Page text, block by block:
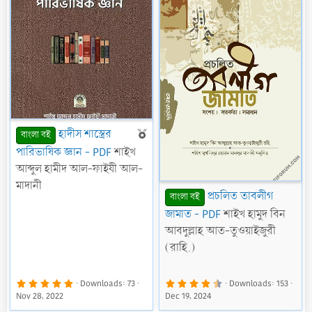
F
বাংলা বই
হাদীস শাস্ত্রের
পারিভাষিক জ্ঞান - PDFশাইখ
আব্দুল হামীদ আল-ফাইযী আল-
মাদানী
5 Downloads 73
Nov 28, 2022
বাংলা বই
প্রচলিত তাবলীগ
জামাত - PDFশাইখ হামুদ বিন
আবদুল্লাহ আত-তুওয়াইজুরী
(রাহি.)
4 Downloads 153
Dec 19, 2024